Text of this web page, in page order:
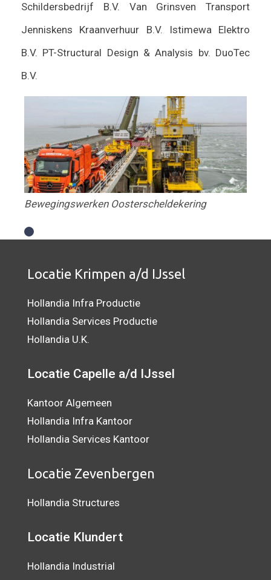
Schildersbedrijf B.V. Van Grinsven Transport
Jenniskens Kraanverhuur B.V. Istimewa Elektro
B.V. PT-Structural Design & Analysis bv. DuoTec
B.V.
Bewegingswerken Oosterscheldekering
Locatie Krimpen a/d IJssel
Hollandia Infra Productie
Hollandia Services Productie
Hollandia U.K.
Locatie Capelle a/d IJssel
Kantoor Algemeen
Hollandia Infra Kantoor
Hollandia Services Kantoor
Locatie Zevenbergen
Hollandia Structures
Locatie Klundert
Hollandia Industrial